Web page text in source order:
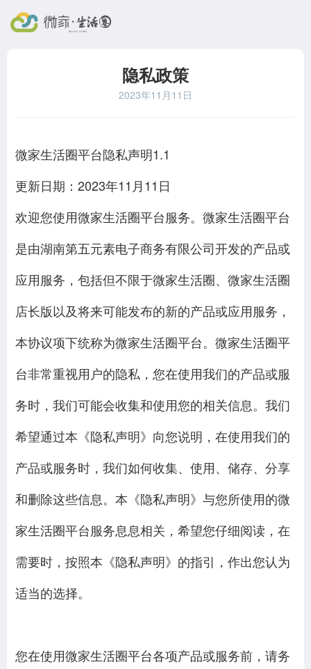
隐私政策
2023年11月11日
微家生活圈平台隐私声明1.1
更新日期：2023年11月11日
欢迎您使用微家生活圈平台服务。微家生活圈平台
是由湖南第五元素电子商务有限公司开发的产品或
应用服务，包括但不限于微家生活圈、微家生活圈
店长版以及将来可能发布的新的产品或应用服务，
本协议项下统称为微家生活圈平台。微家生活圈平
台非常重视用户的隐私，您在使用我们的产品或服
务时，我们可能会收集和使用您的相关信息。我们
希望通过本《隐私声明》向您说明，在使用我们的
产品或服务时，我们如何收集、使用、储存、分享
和删除这些信息。本《隐私声明》与您所使用的微
家生活圈平台服务息息相关，希望您仔细阅读，在
需要时，按照本《隐私声明》的指引，作出您认为
适当的选择。
您在使用微家生活圈平台各项产品或服务前，请务